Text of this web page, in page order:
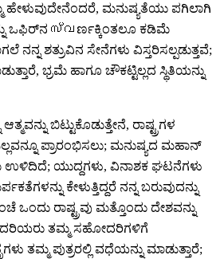
ಹೇಳುವುದೇನೆಂದರೆ, ಮನುಷ್ಯತೆಯು ಪಗಿಲಾಗಿ
ಒಫಿರ್‌ನ സ്വರ್ಣಕ್ಕಿಂತಲೂ ಕಡಿಮೆ
ನನ್ನ ಶತ್ರುವಿನ ಸೇನೆಗಳು ವಿಸ್ತರಿಸಲ್ಪಡುತ್ತವೆ;
ಭ್ರಮೆ ಹಾಗೂ ಚೌಕಟ್ಟಿಲ್ಲದ ಸ್ಥಿತಿಯನ್ನು
ಬಿಟ್ಟುಕೊಡುತ್ತೇನೆ, ರಾಷ್ಟ್ರಗಳ
ಪ್ರಾರಂಭಿಸಲು; ಮನುಷ್ಯದ ಮಹಾನ್
ಉಳಿದಿದೆ; ಯುದ್ದಗಳು, ವಿನಾಶಕ ಘಟನೆಗಳು
ಕೇಳುತ್ತಿದ್ದರೆ ನನ್ನ ಬರುವುದನ್ನು
ರಾಷ್ಟ್ರವು ಮತ್ತೊಂದು ದೇಶವನ್ನು
ತಮ್ಮ ಸಹೋದರಿಗಳಿಗೆ
ತಮ್ಮ ಪುತ್ರರಲ್ಲಿ ವಧೆಯನ್ನು ಮಾಡುತ್ತಾರೆ;